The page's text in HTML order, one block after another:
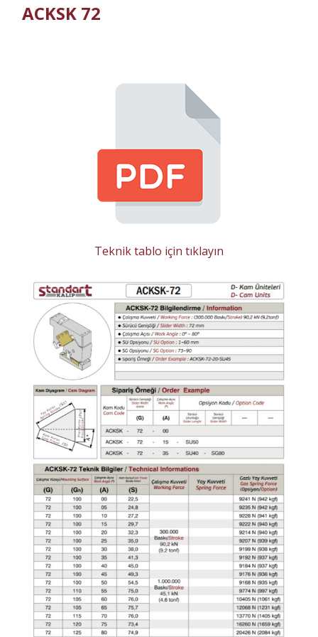
ACKSK 72
Teknik tablo için tıklayın